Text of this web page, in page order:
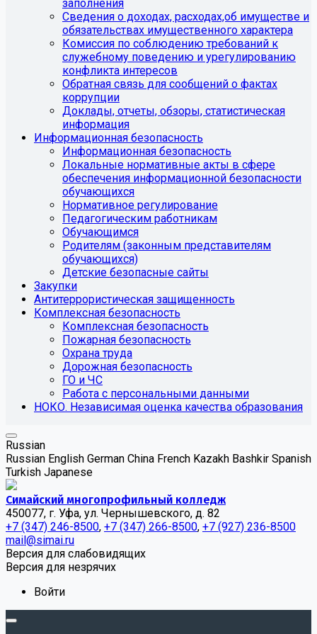
заполнения
Сведения о доходах, расходах,об имуществе и
обязательствах имущественного характера
Комиссия по соблюдению требований к
служебному поведению и урегулированию
конфликта интересов
Обратная связь для сообщений о фактах
коррупции
Доклады, отчеты, обзоры, статистическая
информация
Информационная безопасность
Информационная безопасность
Локальные нормативные акты в сфере
обеспечения информационной безопасности
обучающихся
Нормативное регулирование
Педагогическим работникам
Обучающимся
Родителям (законным представителям
обучающихся)
Детские безопасные сайты
Закупки
Антитеррористическая защищенность
Комплексная безопасность
Комплексная безопасность
Пожарная безопасность
Охрана труда
Дорожная безопасность
ГО и ЧС
Работа с персональными данными
НОКО. Независимая оценка качества образования
Russian
Russian English German China French Kazakh Bashkir Spanish
Turkish Japanese
Симайский многопрофильный колледж
450077, г. Уфа, ул. Чернышевского, д. 82
+7 (347) 246-8500, +7 (347) 266-8500, +7 (927) 236-8500
mail@simai.ru
Версия для слабовидящих
Версия для незрячих
Войти